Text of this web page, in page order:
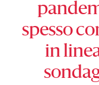
spesso
in